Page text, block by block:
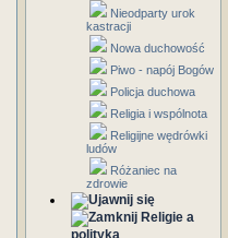
Nieodparty urok
kastracji
Nowa duchowość
Piwo - napój Bogów
Policja duchowa
Religia i wspólnota
Religijne wędrówki
ludów
Różaniec na
zdrowie
Religie a
polityka